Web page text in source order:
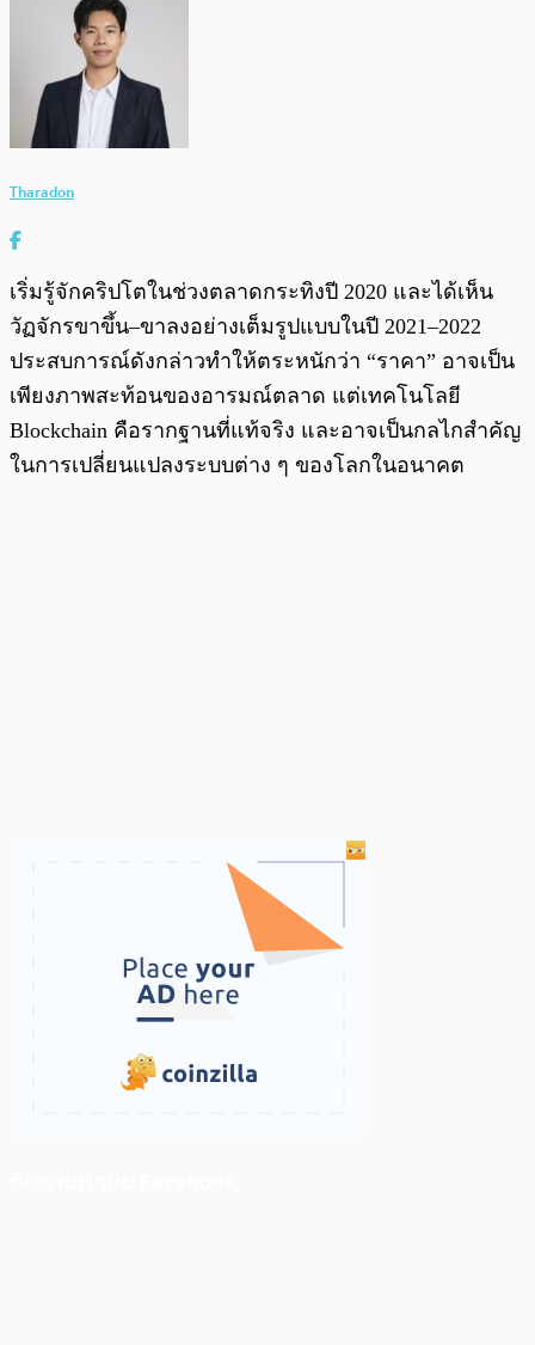
Tharadon
เริ่มรู้จักคริปโตในช่วงตลาดกระทิงปี 2020 และได้เห็น
วัฏจักรขาขึ้น–ขาลงอย่างเต็มรูปแบบในปี 2021–2022
ประสบการณ์ดังกล่าวทำให้ตระหนักว่า “ราคา” อาจเป็น
เพียงภาพสะท้อนของอารมณ์ตลาด แต่เทคโนโลยี
Blockchain คือรากฐานที่แท้จริง และอาจเป็นกลไกสำคัญ
ในการเปลี่ยนแปลงระบบต่าง ๆ ของโลกในอนาคต